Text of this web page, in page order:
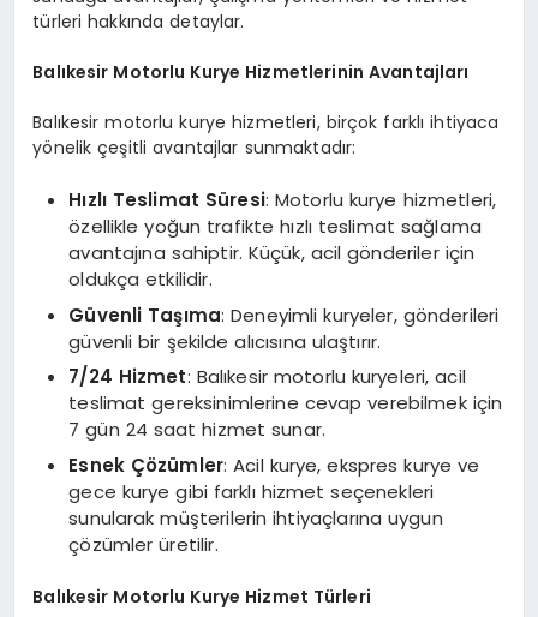
türleri hakkında detaylar.
Balıkesir Motorlu Kurye Hizmetlerinin Avantajları
Balıkesir motorlu kurye hizmetleri, birçok farklı ihtiyaca
yönelik çeşitli avantajlar sunmaktadır:
Hızlı Teslimat Süresi: Motorlu kurye hizmetleri,
özellikle yoğun trafikte hızlı teslimat sağlama
avantajına sahiptir. Küçük, acil gönderiler için
oldukça etkilidir.
Güvenli Taşıma: Deneyimli kuryeler, gönderileri
güvenli bir şekilde alıcısına ulaştırır.
7/24 Hizmet: Balıkesir motorlu kuryeleri, acil
teslimat gereksinimlerine cevap verebilmek için
7 gün 24 saat hizmet sunar.
Esnek Çözümler: Acil kurye, ekspres kurye ve
gece kurye gibi farklı hizmet seçenekleri
sunularak müşterilerin ihtiyaçlarına uygun
çözümler üretilir.
Balıkesir Motorlu Kurye Hizmet Türleri